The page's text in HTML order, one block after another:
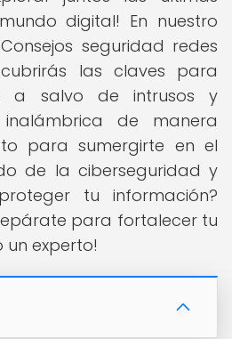
digital! En nuestro
seguridad redes
las claves para
a salvo de intrusos y
de manera
para sumergirte en el
de la ciberseguridad y
tu información?
para fortalecer tu
un experto!